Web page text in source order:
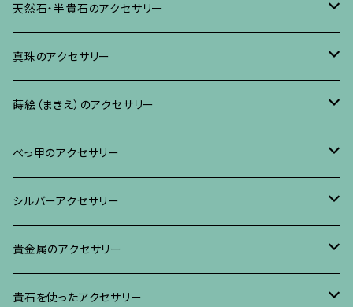
ネックレス、ペンダント
ブレスレット、バングル、その他
イヤリング・ピアス
ネックレス・ペンダント
リング
ブレスレット・バングル、その他
ブローチ
イヤリング・ピアス
ネックレス、ペンダント
ブレスレット、その他
天然石・半貴石のアクセサリー
ブローチ
イヤリング・ピアス
ネックレス、ペンダント
リング
ブレスレット、その他
真珠のアクセサリー
ブローチ
イヤリング・ピアス
ネックレス、ペンダント
リング
ブレスレット、その他
蒔絵（まきえ）のアクセサリー
べっ甲に蒔絵のアクセサリー
ブローチ
イヤリング・ピアス
真珠に蒔絵のアクセサリー
ブローチ
イヤリング、ピアス
水晶に蒔絵のアクセサリー
ブローチ
朴の木やポプラに蒔絵のアクセサリー
べっ甲のアクセサリー
ブローチ
イヤリング、ピアス
ネックレス、ペンダント
シルバーアクセサリー
ブローチ
イヤリング、ピアス
貴金属のアクセサリー
ブローチ
貴石を使ったアクセサリー